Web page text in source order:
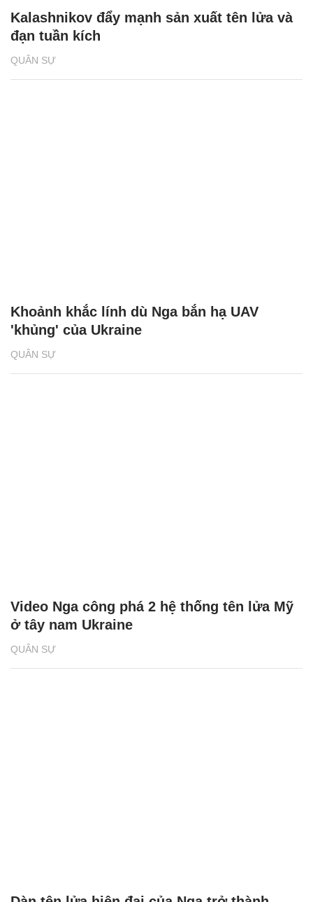
QUÂN SỰ
Kalashnikov đẩy mạnh sản xuất tên lửa và
đạn tuần kích
QUÂN SỰ
Khoảnh khắc lính dù Nga bắn hạ UAV
'khủng' của Ukraine
QUÂN SỰ
Video Nga công phá 2 hệ thống tên lửa Mỹ
ở tây nam Ukraine